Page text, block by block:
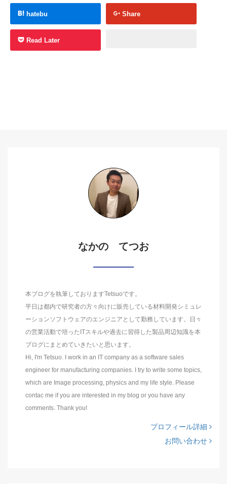
hatebu Share
Read Later
なかの てつお
本ブログを執筆しておりますTetsuoです。
平日は都内で研究者の方々向けに販売している材料開発シミュレ
ーションソフトウェアのエンジニアとして勤務しています。日々
の営業活動で培ったITスキルや過去に習得した製品周辺知識を本
ブログにまとめていきたいと思います。
Hi, I'm Tetsuo. I work in an IT company as a software sales
engineer for manufacturing companies. I try to write some topics,
which are Image processing, physics and my life style. Please
contac me if you are interested in my blog or you have any
comments. Thank you!
プロフィール詳細
お問い合わせ